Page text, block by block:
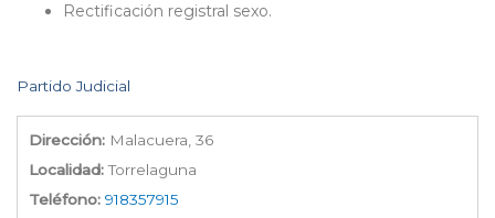
Rectificación registral sexo.
Partido Judicial
Dirección: Malacuera, 36
Localidad:Torrelaguna
Teléfono: 918357915